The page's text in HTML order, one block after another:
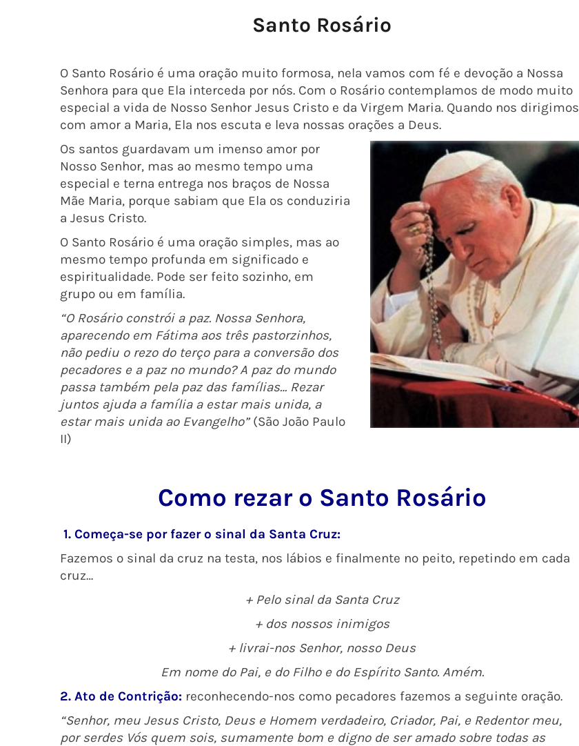
Santo Rosário
O Santo Rosário é uma oração muito formosa, nela vamos com fé e devoção a Nossa
Senhora para que Ela interceda por nós. Com o Rosário contemplamos de modo muito
especial a vida de Nosso Senhor Jesus Cristo e da Virgem Maria. Quando nos dirigimos
com amor a Maria, Ela nos escuta e leva nossas orações a Deus.
Os santos guardavam um imenso amor por
Nosso Senhor, mas ao mesmo tempo uma
especial e terna entrega nos braços de Nossa
Mãe Maria, porque sabiam que Ela os conduziria
a Jesus Cristo.
O Santo Rosário é uma oração simples, mas ao
mesmo tempo profunda em significado e
espiritualidade. Pode ser feito sozinho, em
grupo ou em família.
“O Rosário constrói a paz. Nossa Senhora,
aparecendo em Fátima aos três pastorzinhos,
não pediu o rezo do terço para a conversão dos
pecadores e a paz no mundo? A paz do mundo
passa também pela paz das famílias… Rezar
juntos ajuda a família a estar mais unida, a
estar mais unida ao Evangelho”(São João Paulo
II)
Como rezar o Santo Rosário
1. Começa-se por fazer o sinal da Santa Cruz:
Fazemos o sinal da cruz na testa, nos lábios e finalmente no peito, repetindo em cada
cruz…
+ Pelo sinal da Santa Cruz
+ dos nossos inimigos
+ livrai-nos Senhor, nosso Deus
Em nome do Pai, e do Filho e do Espírito Santo. Amém.
2. Ato de Contrição: reconhecendo-nos como pecadores fazemos a seguinte oração.
“Senhor, meu Jesus Cristo, Deus e Homem verdadeiro, Criador, Pai, e Redentor meu,
por serdes Vós quem sois, sumamente bom e digno de ser amado sobre todas as